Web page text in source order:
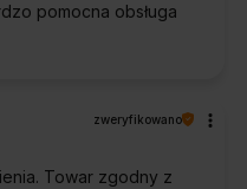
pomocna obsługa
zweryfikowano
Towar zgodny z